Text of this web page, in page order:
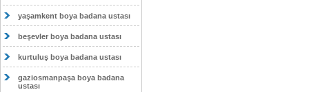
yaşamkent boya badana ustası
beşevler boya badana ustası
kurtuluş boya badana ustası
gaziosmanpaşa boya badana
ustası